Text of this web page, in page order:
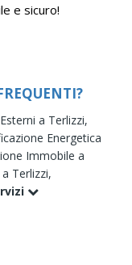
e sicuro!
a Terlizzi,
Energetica
Immobile a
Terlizzi,